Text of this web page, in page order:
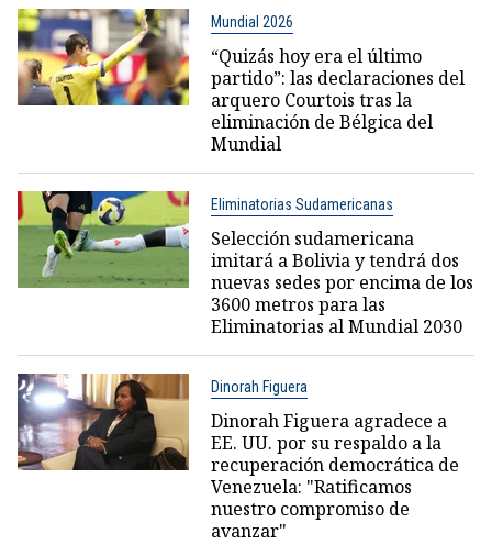
Mundial 2026
“Quizás hoy era el último
partido”: las declaraciones del
arquero Courtois tras la
eliminación de Bélgica del
Mundial
Eliminatorias Sudamericanas
Selección sudamericana
imitará a Bolivia y tendrá dos
nuevas sedes por encima de los
3600 metros para las
Eliminatorias al Mundial 2030
Dinorah Figuera
Dinorah Figuera agradece a
EE. UU. por su respaldo a la
recuperación democrática de
Venezuela: "Ratificamos
nuestro compromiso de
avanzar"